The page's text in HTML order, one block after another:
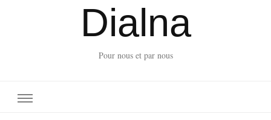
Dialna
Pour nous et par nous